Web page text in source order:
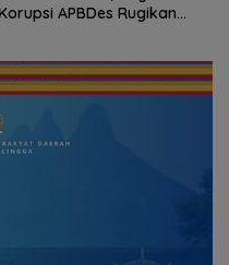
MPLS Perdana Tahun Ajaran